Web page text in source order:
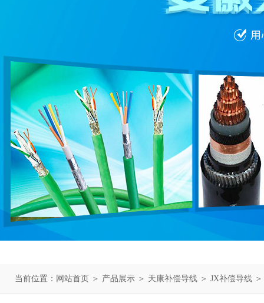
当前位置： 网站首页 ＞ 产品展示 ＞ 天康补偿导线 ＞ JX补偿导线